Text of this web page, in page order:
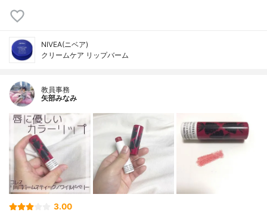
NIVEA(ニベア)
クリームケア リップバーム
教員事務
矢部みなみ
3.00